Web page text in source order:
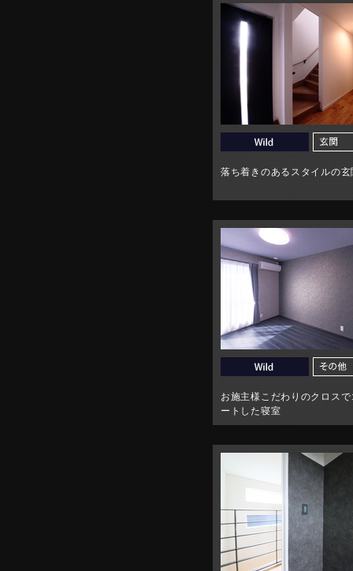
落ち着きのあるスタイルの玄
お施主様こだわりのクロス
ートした寝室